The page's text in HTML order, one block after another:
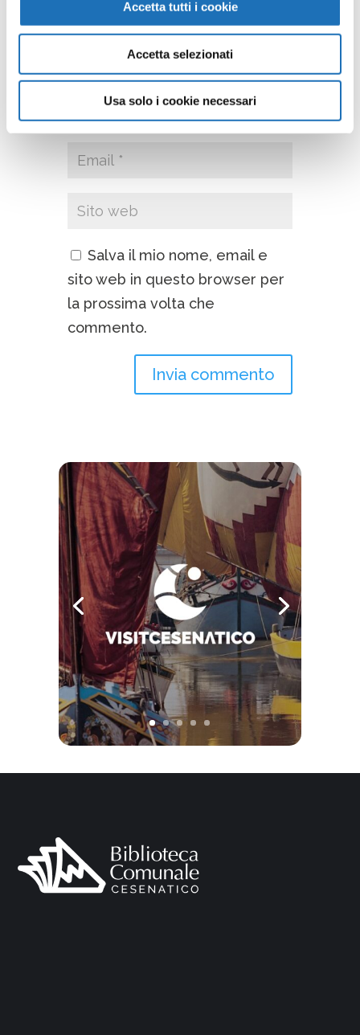
Accetta tutti i cookie
Accetta selezionati
Usa solo i cookie necessari
Salva il mio nome, email e
sito web in questo browser per
la prossima volta che
commento.